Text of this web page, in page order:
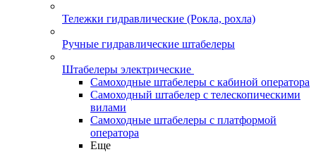
Тележки гидравлические (Рокла, рохла)
Ручные гидравлические штабелеры
Штабелеры электрические
Самоходные штабелеры с кабиной оператора
Самоходный штабелер с телескопическими
вилами
Самоходные штабелеры с платформой
оператора
Еще